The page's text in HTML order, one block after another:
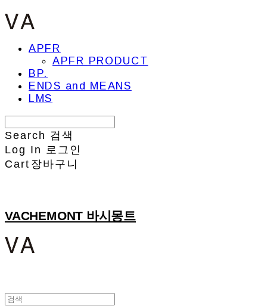
APFR
APFR PRODUCT
BP.
ENDS and MEANS
LMS
Search 검색
Log In 로그인
Cart 장바구니
VACHEMONT 바시몽트